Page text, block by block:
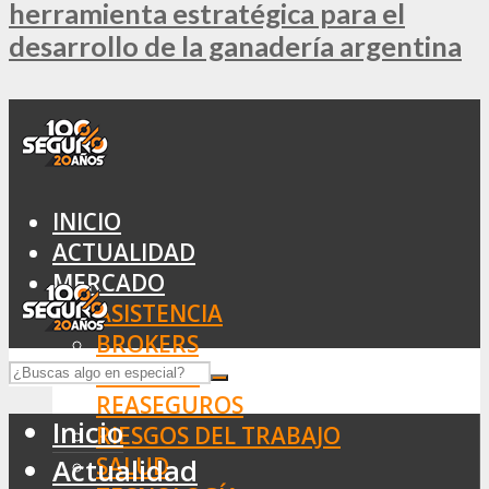
herramienta estratégica para el
desarrollo de la ganadería argentina
INICIO
ACTUALIDAD
MERCADO
ASISTENCIA
BROKERS
SEGUROS
REASEGUROS
RIESGOS DEL TRABAJO
SALUD
Inicio
Actualidad